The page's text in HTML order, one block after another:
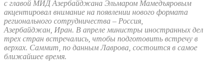
с главой МИД Азербайджана Эльмаром Мамедъяровым
акцентировал внимание на появлении нового формата
регионального сотрудничества – Россия,
Азербайджан, Иран. В апреле министры иностранных дел
трех стран встречались, чтобы подготовить встречу в
верхах. Саммит, по данным Лаврова, состоится в самое
ближайшее время.